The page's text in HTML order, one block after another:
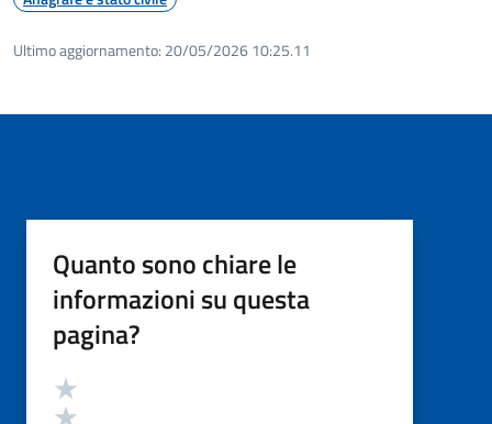
Ultimo aggiornamento: 20/05/2026 10:25.11
Quanto sono chiare le
informazioni su questa
pagina?
Valutazione